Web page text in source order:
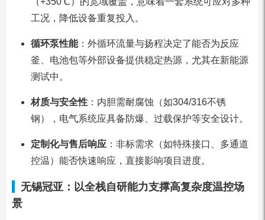
工况，降低设备重复投入。
循环泵性能：外循环流量与扬程决定了能否为反应
釜、电池包等外部设备提供稳定热源，尤其在新能源
测试中。
材质与安全性：内胆需耐腐蚀（如304/316不锈
钢），电气系统应具备防爆、过载保护等安全设计。
定制化与售后响应：非标需求（如特殊接口、多通道
控温）能否快速响应，直接影响项目进度。
无锡冠亚：以全栈自研能力支撑高复杂度温控场
景